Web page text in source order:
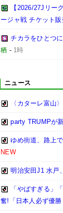
【2026/27Jリー
ージャ戦 チケット
チカラをひとつ
栖 - 1時
ニュース
〈カターレ富山
party TRUMPが
ゆめ街道、路上
NEW
明治安田J1 水戸
「やばすぎる」
奮!「日本人必ず優勝